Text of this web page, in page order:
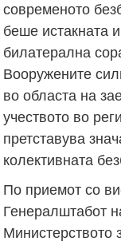
современото
беше истакната
билатерална
Вооружените
во областа на
учеството во
претставува
колективната
По приемот со
Генералштабот
Министерството